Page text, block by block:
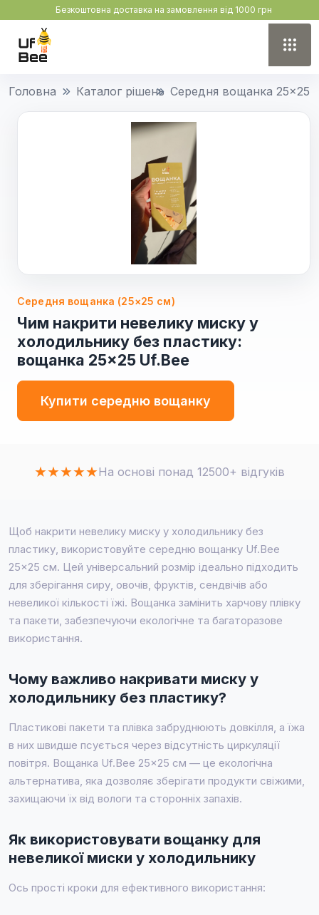
Безкоштовна доставка на замовлення від 1000 грн
Головна Каталог рішень Середня вощанка 25×25
Середня вощанка (25×25 см)
Чим накрити невелику миску у
холодильнику без пластику:
вощанка 25×25 Uf.Bee
Купити середню вощанку
★★★★★На основі понад 12500+ відгуків
Щоб накрити невелику миску у холодильнику без
пластику, використовуйте середню вощанку Uf.Bee
25×25 см. Цей універсальний розмір ідеально підходить
для зберігання сиру, овочів, фруктів, сендвічів або
невеликої кількості їжі. Вощанка замінить харчову плівку
та пакети, забезпечуючи екологічне та багаторазове
використання.
Чому важливо накривати миску у
холодильнику без пластику?
Пластикові пакети та плівка забруднюють довкілля, а їжа
в них швидше псується через відсутність циркуляції
повітря. Вощанка Uf.Bee 25×25 см — це екологічна
альтернатива, яка дозволяє зберігати продукти свіжими,
захищаючи їх від вологи та сторонніх запахів.
Як використовувати вощанку для
невеликої миски у холодильнику
Ось прості кроки для ефективного використання: